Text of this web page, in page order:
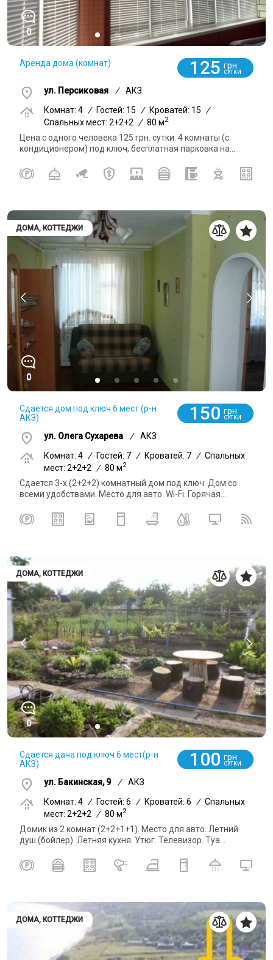
0
Аренда дома (комнат) 125 грн
СУТКИ
ул. Персиковая /
АКЗ
Комнат: 4 / Гостей: 15 / Кроватей: 15
/
Спальных мест: 2+2+2
/ 80 м2
Цена с одного человека 125 грн. сутки. 4 комнаты (с
кондиционером) под ключ, бесплатная парковка на...
ДОМА, КОТТЕДЖИ
0
Сдается дом под ключ 6 мест (р-н
АКЗ)
150 грн
СУТКИ
ул. Олега Сухарева /
АКЗ
Комнат: 4 / Гостей: 7 / Кроватей: 7 / Спальных
мест: 2+2+2
/ 80 м2
Сдается 3-х (2+2+2) комнатный дом под ключ. Дом со
всеми удобствами. Место для авто. Wi-Fi. Горячая...
ДОМА, КОТТЕДЖИ
0
Сдается дача под ключ 6 мест(р-н
АКЗ)
100 грн
СУТКИ
ул. Бакинская, 9 /
АКЗ
Комнат: 4 / Гостей: 6 / Кроватей: 6 / Спальных
мест: 2+2+2
/ 80 м2
Домик из 2 комнат (2+2+1+1). Место для авто. Летний
душ (бойлер). Летняя кухня. Утюг. Телевизор. Туа...
ДОМА, КОТТЕДЖИ